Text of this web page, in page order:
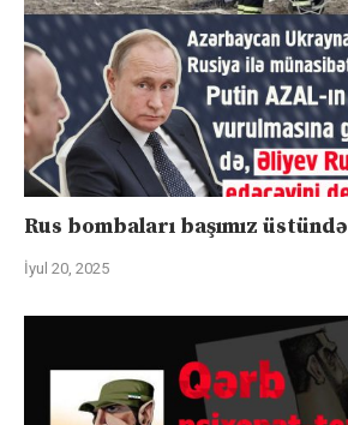
Rus bombaları başımız üstündə
İyul 20, 2025